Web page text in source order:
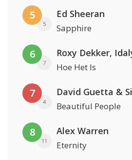
5
5
Ed Sheeran
Sapphire
6
7
Roxy Dekker,
Hoe Het Is
7
4
David Guetta &
Beautiful People
8
11
Alex Warren
Eternity